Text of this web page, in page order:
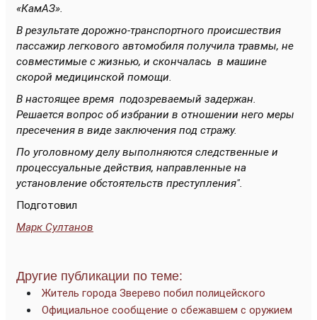
«КамАЗ».
В результате дорожно-транспортного происшествия
пассажир легкового автомобиля получила травмы, не
совместимые с жизнью, и скончалась в машине
скорой медицинской помощи.
В настоящее время подозреваемый задержан.
Решается вопрос об избрании в отношении него меры
пресечения в виде заключения под стражу.
По уголовному делу выполняются следственные и
процессуальные действия, направленные на
установление обстоятельств преступления".
Подготовил
Марк Султанов
Другие публикации по теме:
Житель города Зверево побил полицейского
Официальное сообщение о сбежавшем с оружием